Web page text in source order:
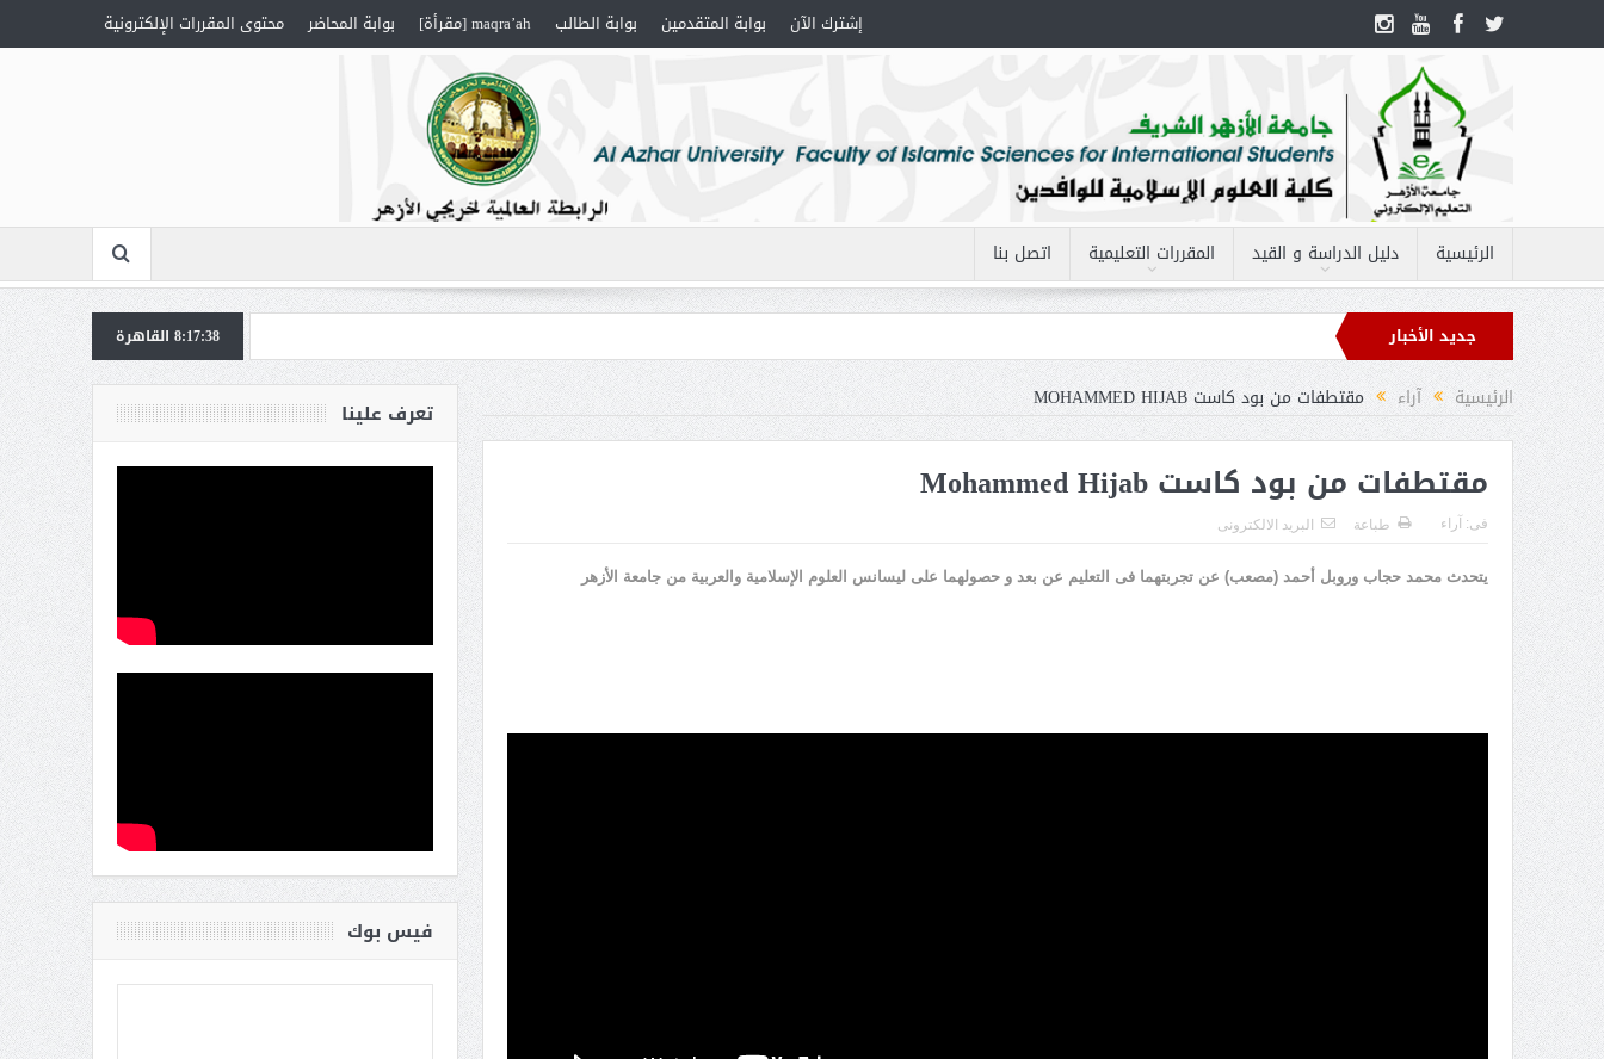
إشترك الآن بوابة المتقدمين بوابة الطالب maqra’ah [مقرأة] بوابة المحاضر محتوى المقررات الإلكترونية
الرئيسية دليل الدراسة و القيد المقررات التعليمية اتصل بنا
جديد الأخبار
مقرر – العقيدة “إلهيات” 8:17:39 القاهرة
الرئيسية آراء مقتطفات من بود كاست MOHAMMED HIJAB
مقتطفات من بود كاست Mohammed Hijab
فى: آراء طباعة البريد الالكترونى
يتحدث محمد حجاب وروبل أحمد (مصعب) عن تجربتهما فى التعليم عن بعد و حصولهما على ليسانس العلوم الإسلامية والعربية من جامعة الأزهر
تعرف علينا
فيس بوك